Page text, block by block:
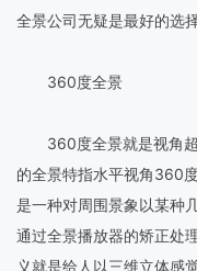
全景公司无疑是最好的选择
360度全景
360度全景就是视角超
的全景特指水平视角360
是一种对周围景象以某种
通过全景播放器的矫正处
义就是给人以三维立体感